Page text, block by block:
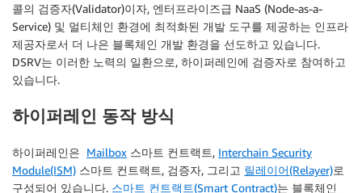
콜의 검증자(Validator)이자, 엔터프라이즈급 NaaS (Node-as-a-
Service) 및 멀티체인 환경에 최적화된 개발 도구를 제공하는 인프라
제공자로서 더 나은 블록체인 개발 환경을 선도하고 있습니다.
DSRV는 이러한 노력의 일환으로, 하이퍼레인에 검증자로 참여하고
있습니다.
하이퍼레인 동작 방식
하이퍼레인은 Mailbox 스마트 컨트랙트, Interchain Security
Module(ISM) 스마트 컨트랙트, 검증자, 그리고 릴레이어(Relayer)로
구성되어 있습니다. 스마트 컨트랙트(Smart Contract)는 블록체인